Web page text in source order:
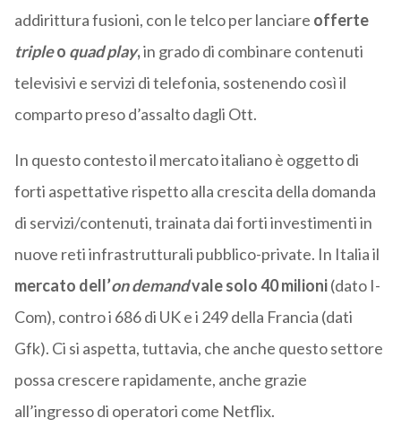
addirittura fusioni, con le telco per lanciare offerte
tripleo quadplay,in grado di combinare contenuti
televisivi e servizi di telefonia, sostenendo così il
comparto preso d’assalto dagli Ott.
In questo contesto il mercato italiano è oggetto di
forti aspettative rispetto alla crescita della domanda
di servizi/contenuti, trainata dai forti investimenti in
nuove reti infrastrutturali pubblico-private. In Italia il
mercato dell’on demandvale solo 40 milioni(dato I-
Com), contro i 686 di UK e i 249 della Francia (dati
Gfk). Ci si aspetta, tuttavia, che anche questo settore
possa crescere rapidamente, anche grazie
all’ingresso di operatori come Netflix.